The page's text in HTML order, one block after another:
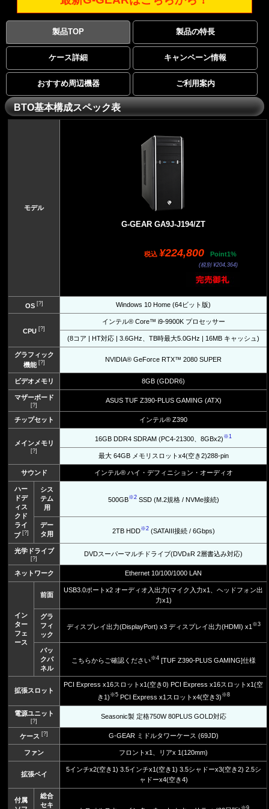
製品TOP 製品の特長
ケース詳細 キャンペーン情報
おすすめ周辺機器 ご利用案内
BTO基本構成スペック表
モデル
G-GEAR GA9J-J194/ZT
税込 ¥224,800 Point1%
(税別 ¥204,364)
OS[?] Windows 10 Home (64ビット版)
CPU [?]
インテル® Core™ i9-9900K プロセッサー
(8コア | HT対応 | 3.6GHz、TB時最大5.0GHz | 16MB キャッシュ)
グラフィック
機能[?] NVIDIA® GeForce RTX™ 2080 SUPER
ビデオメモリ 8GB (GDDR6)
マザーボード
[?]
ASUS TUF Z390-PLUS GAMING (ATX)
チップセット インテル® Z390
メインメモリ
[?]
16GB DDR4 SDRAM (PC4-21300、8GBx2) ※1
最大 64GB メモリスロットx4(空き2)288-pin
サウンド インテル® ハイ・デフィニション・オーディオ
ハー
ドデ
ィス
クド
ライ
ブ[?]
シス
テム
用
500GB※2SSD (M.2規格 / NVMe接続)
デー
タ用
2TB HDD※2(SATAIII接続 / 6Gbps)
光学ドライブ
[?]
DVDスーパーマルチドライブ(DVD±R 2層書込み対応)
ネットワーク Ethernet 10/100/1000 LAN
イン
ター
フェ
ース
前面
USB3.0ポートx2 オーディオ入出力(マイク入力x1、ヘッドフォン出
力x1)
グラ
フィ
ック
ディスプレイ出力(DisplayPort) x3 ディスプレイ出力(HDMI) x1 ※3
バッ
クパ
ネル
こちらからご確認ください※4[TUF Z390-PLUS GAMING]仕様
拡張スロット
PCI Express x16スロットx1(空き0) PCI Express x16スロットx1(空
き1) ※5PCI Express x1スロットx4(空き3) ※8
電源ユニット
[?]
Seasonic製 定格750W 80PLUS GOLD対応
ケース [?] G-GEAR ミドルタワーケース (69JD)
ファン フロントx1、リアx 1(120mm)
拡張ベイ
5インチx2(空き1) 3.5インチx1(空き1) 3.5シャドーx3(空き2) 2.5シ
ャドーx4(空き4)
付属
総合
セキ
※9